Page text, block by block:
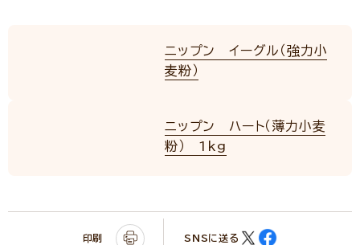
ニップン イーグル（強力小
麦粉）
ニップン ハート（薄力小麦
粉） 1kg
印刷 SNSに送る